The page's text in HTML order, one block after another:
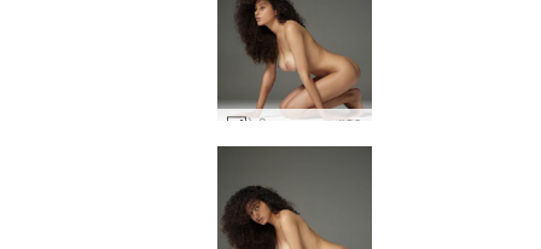
टेटी कामुक जुराब #29